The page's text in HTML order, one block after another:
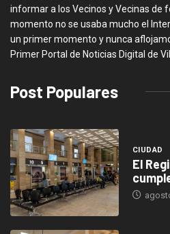
informar a los Vecinos y Vecinas de
momento no se usaba mucho el
un primer momento y nunca
Primer Portal de Noticias Digital de
Post Populares
CIUDAD
El